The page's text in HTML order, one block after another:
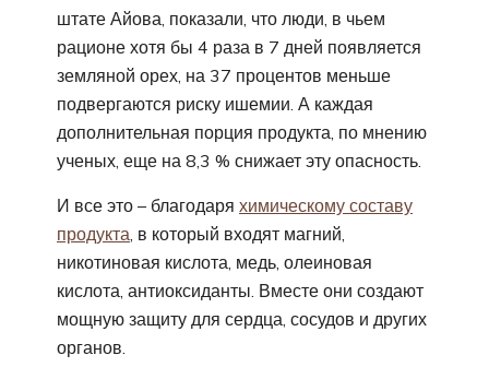
штате Айова, показали, что люди, в чьем
рационе хотя бы 4 раза в 7 дней появляется
земляной орех, на 37 процентов меньше
подвергаются риску ишемии. А каждая
дополнительная порция продукта, по мнению
ученых, еще на 8,3 % снижает эту опасность.
И все это – благодаря химическому составу
продукта , в который входят магний,
никотиновая кислота, медь, олеиновая
кислота, антиоксиданты. Вместе они создают
мощную защиту для сердца, сосудов и других
органов.